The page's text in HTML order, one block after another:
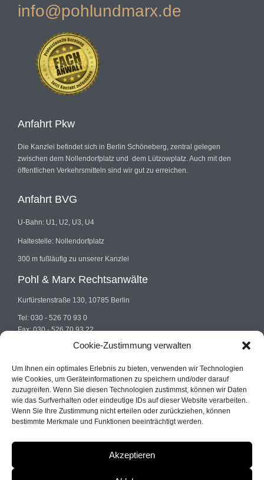
Cookie-Zustimmung verwalten
Um Ihnen ein optimales Erlebnis zu bieten, verwenden wir Technologien
wie Cookies, um Geräteinformationen zu speichern und/oder darauf
zuzugreifen. Wenn Sie diesen Technologien zustimmst, können wir Daten
wie das Surfverhalten oder eindeutige IDs auf dieser Website verarbeiten.
Wenn Sie Ihre Zustimmung nicht erteilen oder zurückziehen, können
bestimmte Merkmale und Funktionen beeinträchtigt werden.
Akzeptieren
info@pohlundmarx.de
Anfahrt Pkw
Die Kanzlei befindet sich in Berlin Schöneberg, zentral gelegen
zwischen dem Nollendorfplatz und dem Lützowplatz. Auch mit den
öffentlichen Verkehrsmitteln sind wir gut zu erreichen.
Anfahrt BVG
U-Bahn: U1, U2, U3, U4
Haltestelle: Nollendorfplatz
300 m fußläufig zu unserer Kanzlei
Pohl & Marx Rechtsanwälte
Kurfürstenstraße 130, 10785 Berlin
Tel: 030 - 526 70 93 0
Fax: 030 - 526 70 93 22
E-mail: info@pohlundmarx.de
© 2022Pohl & Marx | Fachanwalt Strafrecht Berlin